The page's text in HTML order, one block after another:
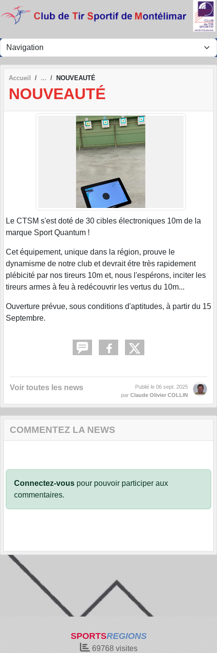
Accueil NOUVEAUTÉ
NOUVEAUTÉ
Le CTSM s'est doté de 30 cibles électroniques 10m de la
marque Sport Quantum !
Cet équipement, unique dans la région, prouve le
dynamisme de notre club et devrait étre très rapidement
plébicité par nos tireurs 10m et, nous l'espérons, inciter les
tireurs armes à feu à redécouvrir les vertus du 10m...
Ouverture prévue, sous conditions d'aptitudes, à partir du 15
Septembre.
Voir toutes les news Publié le 06 sept. 2025
par Claude Olivier COLLIN
COMMENTEZ LA NEWS
Connectez-vous pour pouvoir participer aux
commentaires.
SPORTSREGIONS
69768visites
Panneau de gestion des cookies